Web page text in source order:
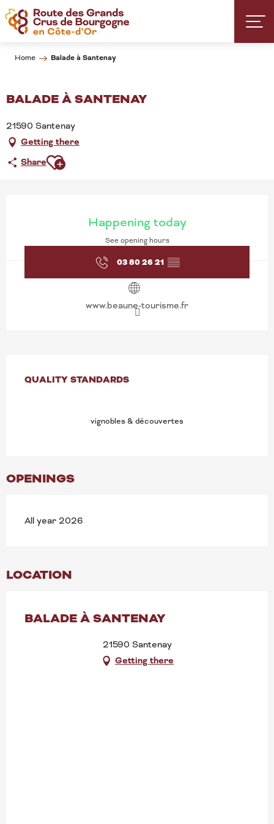
Aller
au
contenu
Home Balade à Santenay
BALADE À SANTENAY
21590 Santenay
Getting there
ShareAjouter aux favoris
OPENING HOURS &
Happening today
See opening hours
03 80 26 21 ▒▒
www.beaune-tourisme.fr
SERVICES OFFERED
QUALITY STANDARDS
QUALITY STANDARDS
vignobles & découvertes
OPENINGS
All year 2026
LOCATION
BALADE À SANTENAY
21590 Santenay
Getting there